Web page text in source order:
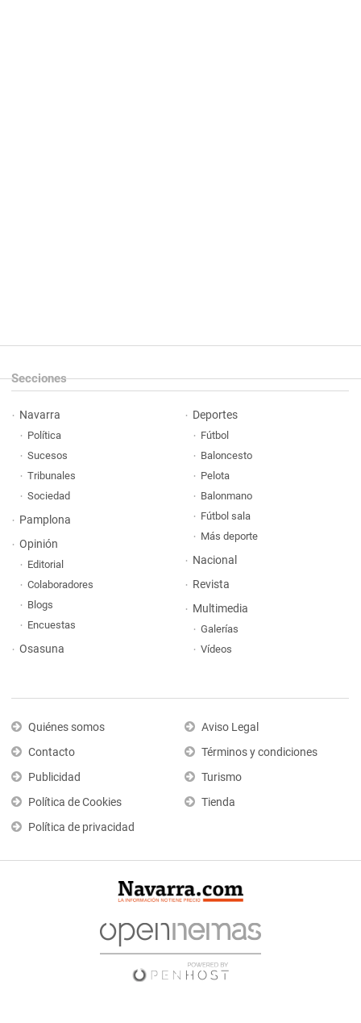
Secciones
Navarra
Política
Sucesos
Tribunales
Sociedad
Pamplona
Opinión
Editorial
Colaboradores
Blogs
Encuestas
Osasuna
Deportes
Fútbol
Baloncesto
Pelota
Balonmano
Fútbol sala
Más deporte
Nacional
Revista
Multimedia
Galerías
Vídeos
Quiénes somos
Contacto
Publicidad
Política de Cookies
Política de privacidad
Aviso Legal
Términos y condiciones
Turismo
Tienda